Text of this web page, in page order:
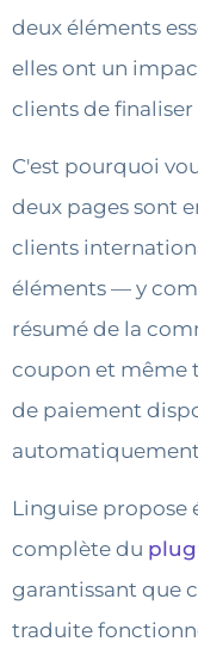
deux éléments
elles ont un
clients de finaliser
C'est pourquoi
deux pages sont
clients
éléments — y
résumé de la
coupon et même
de paiement
Linguise propose
complète du
garantissant que
traduite